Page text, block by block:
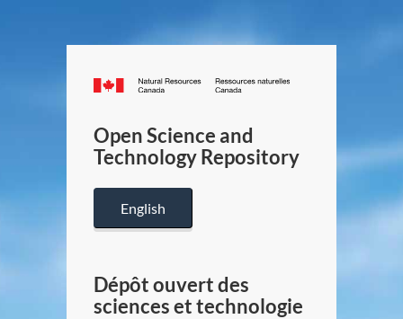
Canada.ca
/
Canada
Open Science and
Technology Repository
English
Dépôt ouvert des
sciences et technologie